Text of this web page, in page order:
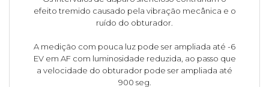
efeito tremido causado pela vibração mecânica e o
ruído do obturador.
A medição com pouca luz pode ser ampliada até -6
EV em AF com luminosidade reduzida, ao passo que
a velocidade do obturador pode ser ampliada até
900 seg.